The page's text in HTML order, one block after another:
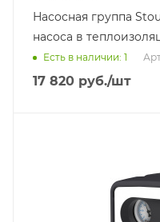
Насосная группа
насоса в
Есть в наличии: 1
17 820 руб./шт